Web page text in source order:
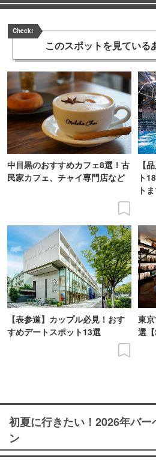
Check!
このスポットを見ている
中目黒のおすすめカフェ8選！古
民家カフェ、チャイ専門店など
【
ト
ト
【表参道】カップル必見！おす
すめデートスポット13選
東
選【
初夏に行きたい！2026年バ
ン